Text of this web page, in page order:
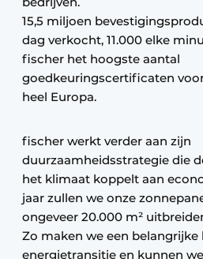
15,5 miljoen
dag verkocht, 11.000 elke
fischer het hoogste aantal
goedkeuringscertificaten
heel Europa.
fischer werkt verder aan zijn
duurzaamheidsstrategie die
het klimaat koppelt aan
jaar zullen we onze
ongeveer 20.000 m²
Zo maken we een belangrijke
energietransitie en kunnen